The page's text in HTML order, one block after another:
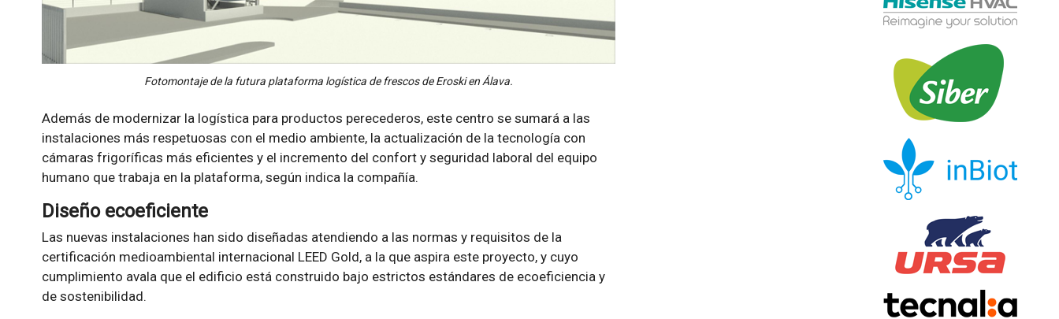
Fotomontaje de la futura plataforma logística de frescos de Eroski en Álava.
Además de modernizar la logística para productos perecederos, este centro se sumará a las
instalaciones más respetuosas con el medio ambiente, la actualización de la tecnología con
cámaras frigoríficas más eficientes y el incremento del confort y seguridad laboral del equipo
humano que trabaja en la plataforma, según indica la compañía.
Diseño ecoeficiente
Las nuevas instalaciones han sido diseñadas atendiendo a las normas y requisitos de la
certificación medioambiental internacional LEED Gold, a la que aspira este proyecto, y cuyo
cumplimiento avala que el edificio está construido bajo estrictos estándares de ecoeficiencia y
de sostenibilidad.